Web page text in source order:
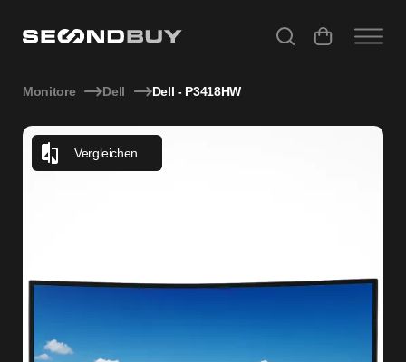
Monitore Dell Dell - P3418HW
Vergleichen